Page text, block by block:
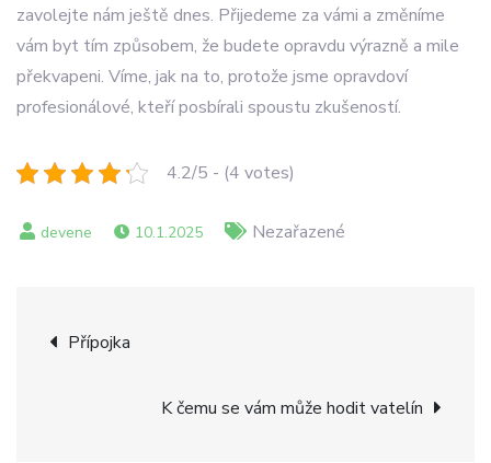
zavolejte nám ještě dnes. Přijedeme za vámi a změníme
vám byt tím způsobem, že budete opravdu výrazně a mile
překvapeni. Víme, jak na to, protože jsme opravdoví
profesionálové, kteří posbírali spoustu zkušeností.
4.2/5 - (4 votes)
10.1.2025 Nezařazené
Navigace
Přípojka
K čemu se vám může hodit vatelín